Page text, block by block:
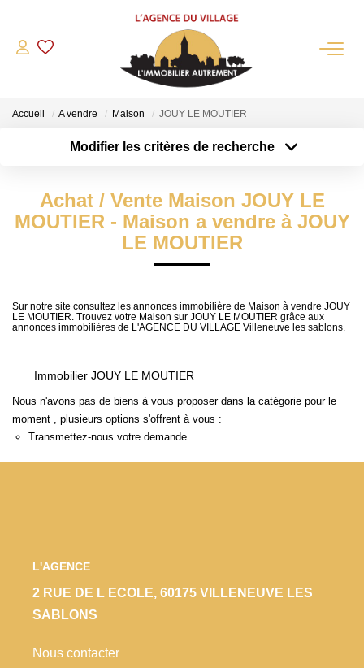
QUI SOMMES-NOUS?
L'agence
Notre Équipe
Nos Partenaires
NOS ACTUALITÉS
Maisons Anciennes
Locaux Commerciaux
Appartements
Terrains À Bâtir
Immeubles
Accueil A vendre Maison JOUY LE MOUTIER
Modifier les critères de recherche
Sélectionnez...
Type de bien
Achat / Vente Maison JOUY LE
MOUTIER - Maison a vendre à JOUY
LE MOUTIER
Sur notre site consultez les annonces immobilière de Maison à vendre JOUY
LE MOUTIER. Trouvez votre Maison sur JOUY LE MOUTIER grâce aux
annonces immobilières de L'AGENCE DU VILLAGE Villeneuve les sablons.
Immobilier JOUY LE MOUTIER
Nous n'avons pas de biens à vous proposer dans la catégorie pour le
moment , plusieurs options s'offrent à vous :
Transmettez-nous votre demande
L'AGENCE
2 RUE DE L ECOLE, 60175 VILLENEUVE LES
SABLONS
Nous contacter